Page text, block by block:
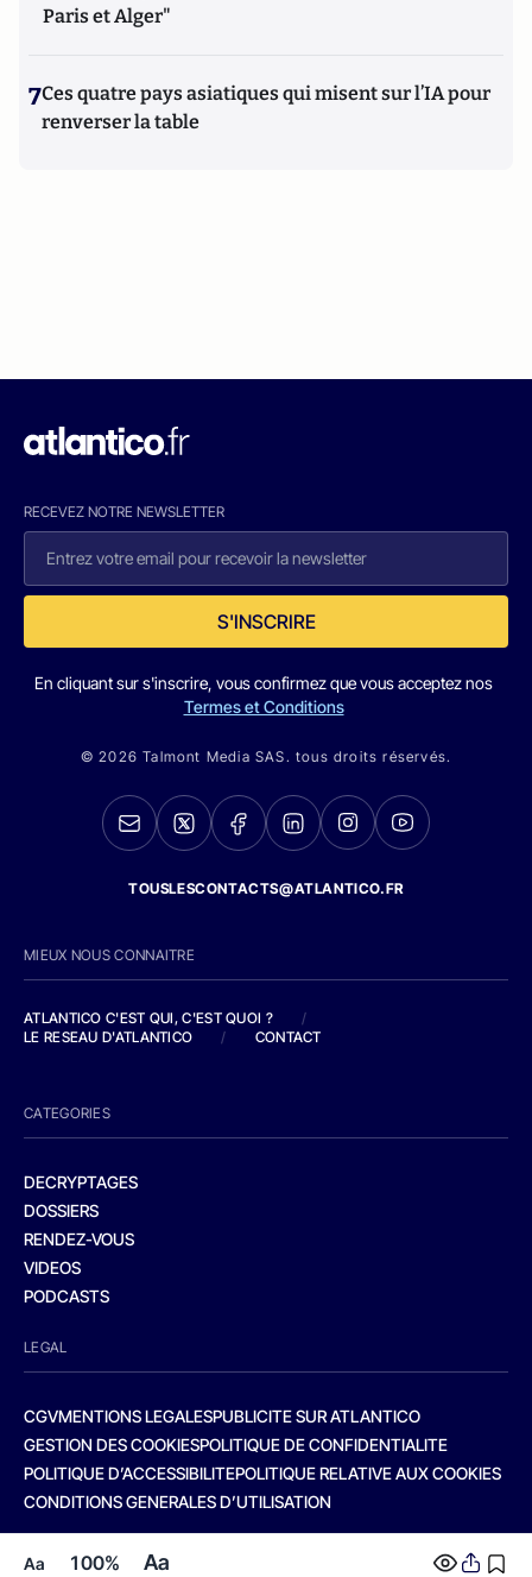
Aa 100% Aa
Paris et Alger"
7Ces quatre pays asiatiques qui misent sur l’IA pour
renverser la table
RECEVEZ NOTRE NEWSLETTER
S'INSCRIRE
En cliquant sur s'inscrire, vous confirmez que vous acceptez nos
Termes et Conditions
© 2026 Talmont Media SAS. tous droits réservés.
TOUSLESCONTACTS@ATLANTICO.FR
MIEUX NOUS CONNAITRE
ATLANTICO C'EST QUI, C'EST QUOI ?
/
LE RESEAU D'ATLANTICO
/ CONTACT
CATEGORIES
DECRYPTAGES
DOSSIERS
RENDEZ-VOUS
VIDEOS
PODCASTS
LEGAL
CGVMENTIONS LEGALESPUBLICITE SUR ATLANTICO
GESTION DES COOKIESPOLITIQUE DE CONFIDENTIALITE
POLITIQUE D’ACCESSIBILITEPOLITIQUE RELATIVE AUX COOKIES
CONDITIONS GENERALES D’UTILISATION